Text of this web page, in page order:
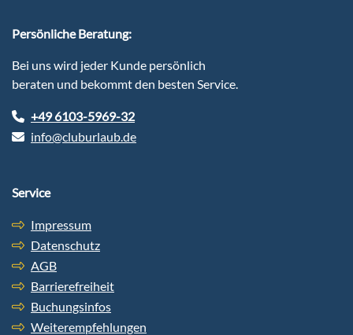
Persönliche Beratung:
Bei uns wird jeder Kunde persönlich
beraten und bekommt den besten Service.
+49 6103-5969-32
info@cluburlaub.de
Service
Impressum
Datenschutz
AGB
Barrierefreiheit
Buchungsinfos
Weiterempfehlungen